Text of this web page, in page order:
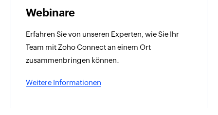
Webinare
Erfahren Sie von unseren Experten, wie Sie Ihr
Team mit Zoho Connect an einem Ort
zusammenbringen können.
Weitere Informationen